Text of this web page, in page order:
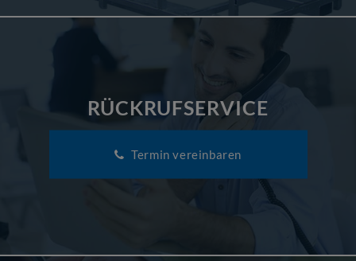
RÜCKRUFSERVICE
Termin vereinbaren